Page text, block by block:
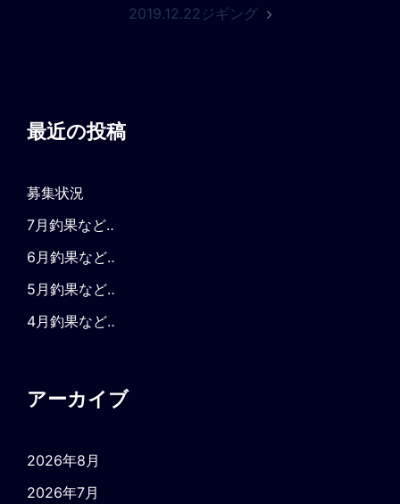
ョ
ン
2019.12.22ジギング
最近の投稿
募集状況
7月釣果など‥
6月釣果など‥
5月釣果など‥
4月釣果など‥
アーカイブ
2026年8月
2026年7月